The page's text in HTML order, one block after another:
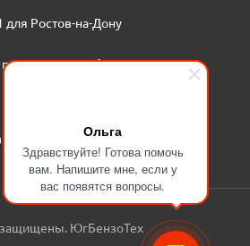
Ольга
Здравствуйте! Готова помочь
вам. Напишите мне, если у
вас появятся вопросы.
для Ростов-на-Дону
всей России бесплатно
ЮгБензоТех